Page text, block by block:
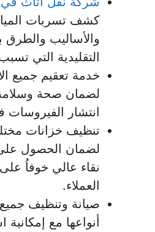
كشف تسربات
والأساليب
التقليدية التي
خدمة تعقيم جميع
لضمان صحة
انتشار الفيروسات
تنظيف خزانات
لضمان الحصول
نقاء عالي خوفاُ
العملاء.
صيانة وتنظيف
أنواعها مع